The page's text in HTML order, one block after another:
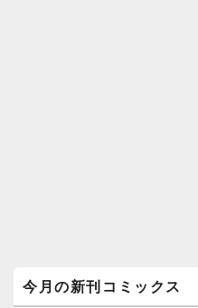
イ今月の新刊コミックス